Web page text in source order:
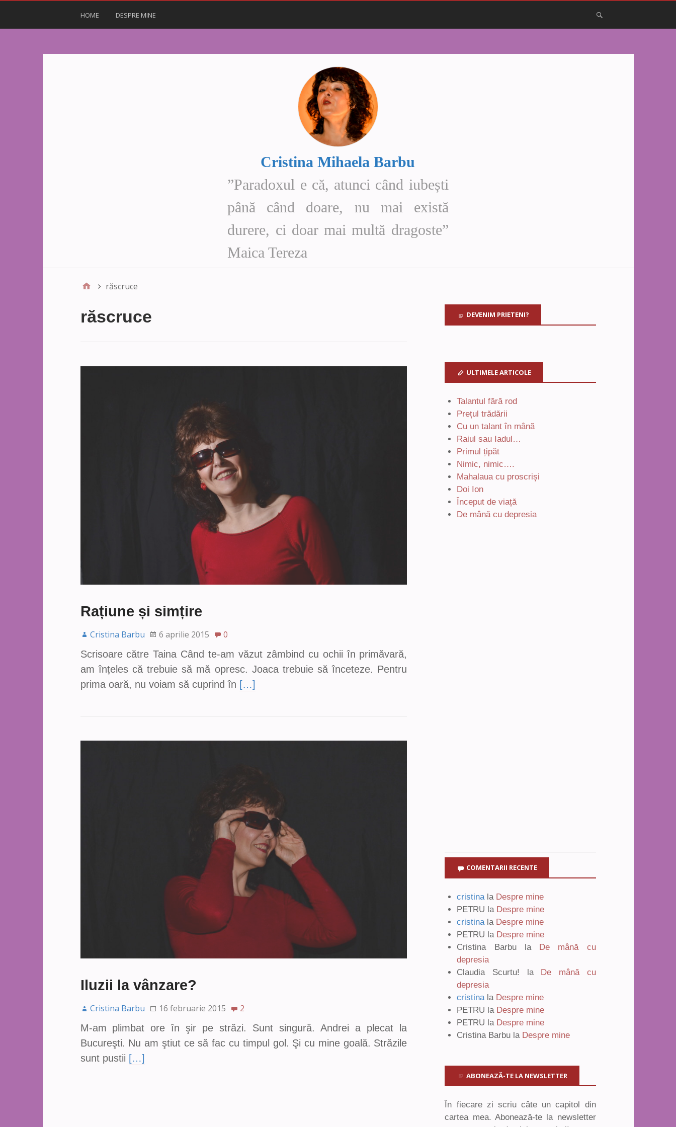
HOME DESPRE MINE
Cristina Mihaela Barbu
”Paradoxul e că, atunci când iubești
până când doare, nu mai există
durere, ci doar mai multă dragoste”
Maica Tereza
răscruce
răscruce
Rațiune și simțire
Cristina Barbu 6 aprilie 2015
0
Scrisoare către Taina Când te-am văzut zâmbind cu ochii în primăvară,
am înțeles că trebuie să mă opresc. Joaca trebuie să înceteze. Pentru
prima oară, nu voiam să cuprind în […]
Iluzii la vânzare?
Cristina Barbu 16 februarie 2015
2
M-am plimbat ore în şir pe străzi. Sunt singură. Andrei a plecat la
Bucureşti. Nu am ştiut ce să fac cu timpul gol. Şi cu mine goală. Străzile
sunt pustii […]
DEVENIM PRIETENI?
ULTIMELE ARTICOLE
Talantul fără rod
Prețul trădării
Cu un talant în mână
Raiul sau Iadul…
Primul țipăt
Nimic, nimic….
Mahalaua cu proscriși
Doi Ion
Început de viață
De mână cu depresia
COMENTARII RECENTE
cristina la Despre mine
PETRU la Despre mine
cristina la Despre mine
PETRU la Despre mine
Cristina Barbula De mână cu
depresia
Claudia Scurtu! la De mână cu
depresia
cristina la Despre mine
PETRU la Despre mine
PETRU la Despre mine
Cristina Barbu la Despre mine
ABONEAZĂ-TE LA NEWSLETTER
În fiecare zi scriu câte un capitol din
cartea mea. Abonează-te la newsletter